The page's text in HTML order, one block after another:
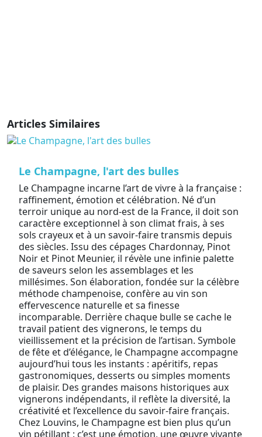
Articles Similaires
Le Champagne, l'art des bulles
Le Champagne incarne l’art de vivre à la française :
raffinement, émotion et célébration. Né d’un
terroir unique au nord-est de la France, il doit son
caractère exceptionnel à son climat frais, à ses
sols crayeux et à un savoir-faire transmis depuis
des siècles. Issu des cépages Chardonnay, Pinot
Noir et Pinot Meunier, il révèle une infinie palette
de saveurs selon les assemblages et les
millésimes. Son élaboration, fondée sur la célèbre
méthode champenoise, confère au vin son
effervescence naturelle et sa finesse
incomparable. Derrière chaque bulle se cache le
travail patient des vignerons, le temps du
vieillissement et la précision de l’artisan. Symbole
de fête et d’élégance, le Champagne accompagne
aujourd’hui tous les instants : apéritifs, repas
gastronomiques, desserts ou simples moments
de plaisir. Des grandes maisons historiques aux
vignerons indépendants, il reflète la diversité, la
créativité et l’excellence du savoir-faire français.
Chez Louvins, le Champagne est bien plus qu’un
vin pétillant : c’est une émotion, une œuvre vivante